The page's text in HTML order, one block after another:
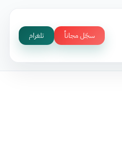
سجّل مجاناً تلغرام